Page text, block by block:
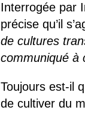
Interrogée par
précise qu’il
de cultures
communiqué à
Toujours est-il
de cultiver du